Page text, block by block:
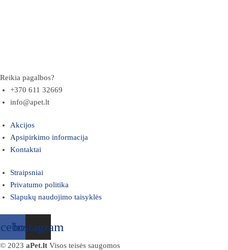
Reikia pagalbos?
+370 611 32669
info@apet.lt
Akcijos
Apsipirkimo informacija
Kontaktai
Straipsniai
Privatumo politika
Slapukų naudojimo taisyklės
Instagram
© 2023 aPet.lt Visos teisės saugomos